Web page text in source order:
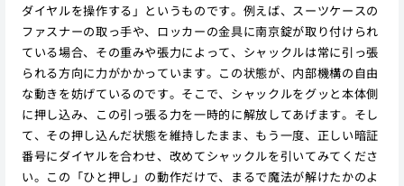
ダイヤルを操作する」というものです。例えば、スーツケースの
ファスナーの取っ手や、ロッカーの金具に南京錠が取り付けられ
ている場合、その重みや張力によって、シャックルは常に引っ張
られる方向に力がかかっています。この状態が、内部機構の自由
な動きを妨げているのです。そこで、シャックルをグッと本体側
に押し込み、この引っ張る力を一時的に解放してあげます。そし
て、その押し込んだ状態を維持したまま、もう一度、正しい暗証
番号にダイヤルを合わせ、改めてシャックルを引いてみてくださ
い。この「ひと押し」の動作だけで、まるで魔法が解けたかのよ